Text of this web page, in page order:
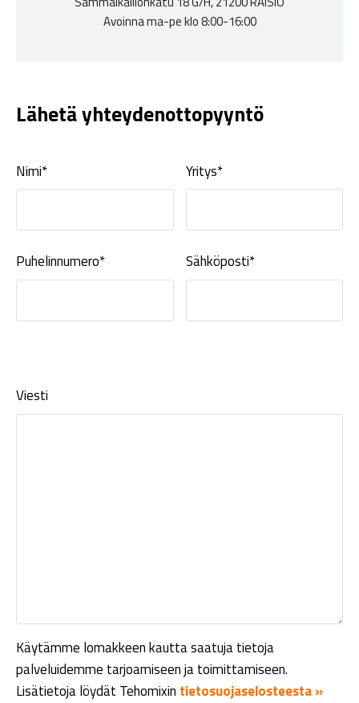
Avoinna ma-pe klo 8:00-16:00
Lähetä yhteydenottopyyntö
Nimi* Yritys*
Puhelinnumero* Sähköposti*
Viesti
Käytämme lomakkeen kautta saatuja tietoja
palveluidemme tarjoamiseen ja toimittamiseen.
Lisätietoja löydät Tehomixin tietosuojaselosteesta »